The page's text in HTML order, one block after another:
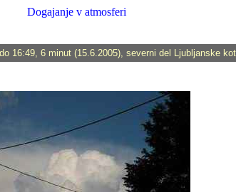
Dogajanje v atmosferi
16:49, 6 minut (15.6.2005), severni del Ljubljanske